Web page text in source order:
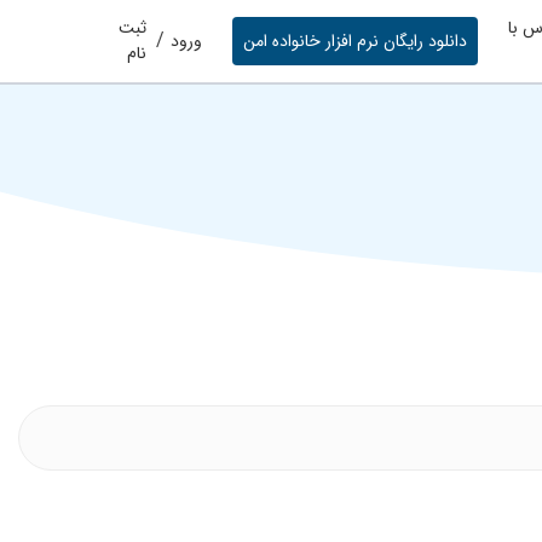
با
دانلود رایگان نرم افزار خانواده امن ورود / ثبت
نام